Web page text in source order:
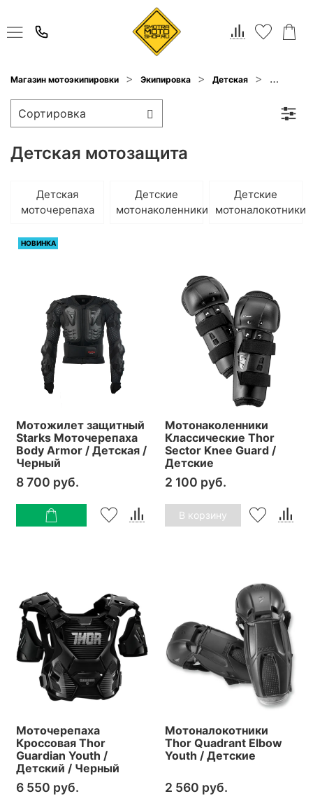
Магазин мотоэкипировки Экипировка Детская
Детская мотозащита
Детская
моточерепаха
Детские
мотонаколенники
Детские
мотоналокотники
НОВИНКА
Мотожилет защитный
Starks Моточерепаха
Body Armor / Детская /
Черный
8 700 руб.
Мотонаколенники
Классические Thor
Sector Knee Guard /
Детские
2 100 руб.
В корзину
Моточерепаха
Кроссовая Thor
Guardian Youth /
Детский / Черный
6 550 руб.
Мотоналокотники
Thor Quadrant Elbow
Youth / Детские
2 560 руб.